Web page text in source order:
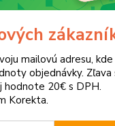
mailovú adresu,
objednávky. Zľava
hodnote 20€ s DPH.
Korekta.